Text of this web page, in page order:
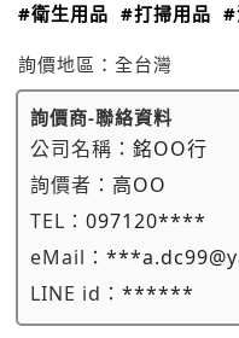
#衛生用品 #打掃用品 #
詢價地區： 全台灣
詢價商-聯絡資料
公司名稱： 銘OO行
詢價者： 高OO
TEL： 097120****
eMail：
LINE id： ******